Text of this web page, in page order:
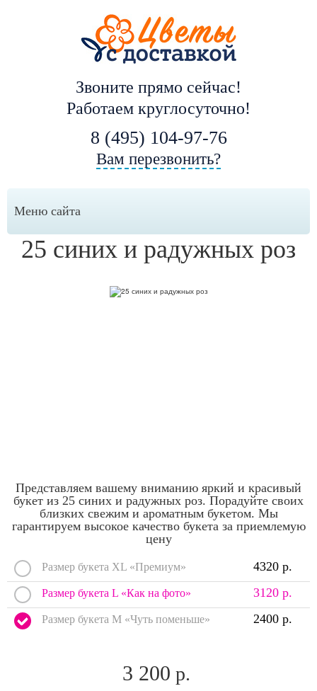
Звоните прямо сейчас!
Работаем круглосуточно!
8 (495) 104-97-76
Вам перезвонить?
Меню сайта
25 синих и радужных роз
Представляем вашему вниманию яркий и красивый
букет из 25 синих и радужных роз. Порадуйте своих
близких свежим и ароматным букетом. Мы
гарантируем высокое качество букета за приемлемую
цену
Размер букета XL «Премиум» 4320 р.
Размер букета L «Как на фото» 3120 р.
Размер букета M «Чуть поменьше» 2400 р.
3 200 р.